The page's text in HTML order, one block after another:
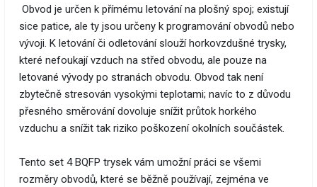
Obvod je určen k přímému letování na plošný spoj; existují
sice patice, ale ty jsou určeny k programování obvodů nebo
vývoji. K letování či odletování slouží horkovzdušné trysky,
které nefoukají vzduch na střed obvodu, ale pouze na
letované vývody po stranách obvodu. Obvod tak není
zbytečně stresován vysokými teplotami; navíc to z důvodu
přesného směrování dovoluje snížit průtok horkého
vzduchu a snížit tak riziko poškození okolních součástek.
Tento set 4 BQFP trysek vám umožní práci se všemi
rozměry obvodů, které se běžně používají, zejména ve